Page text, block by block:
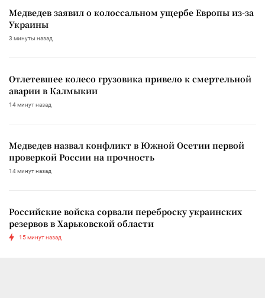
Медведев заявил о колоссальном ущербе Европы из-за
Украины
3 минуты назад
Отлетевшее колесо грузовика привело к смертельной
аварии в Калмыкии
14 минут назад
Медведев назвал конфликт в Южной Осетии первой
проверкой России на прочность
14 минут назад
Российские войска сорвали переброску украинских
резервов в Харьковской области
15 минут назад